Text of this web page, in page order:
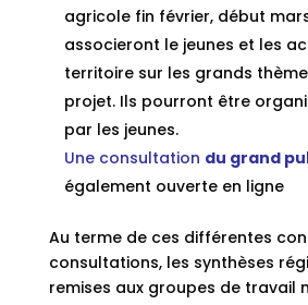
agricole fin février, début
associeront le jeunes et les
territoire sur les grands
projet. Ils pourront être
par les jeunes.
Une consultation du grand
également ouverte en ligne
Au terme de ces différentes
consultations, les synthèses
remises aux groupes de travail